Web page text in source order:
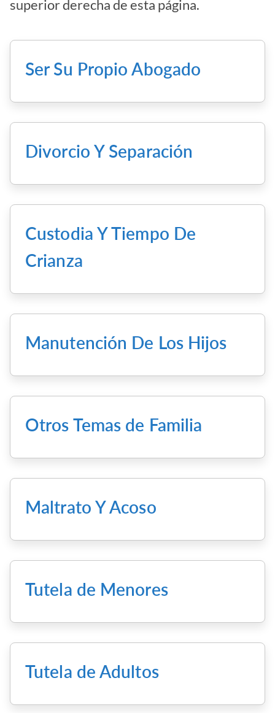
superior derecha de esta página.
Ser Su Propio Abogado
Divorcio Y Separación
Custodia Y Tiempo De
Crianza
Manutención De Los Hijos
Otros Temas de Familia
Maltrato Y Acoso
Tutela de Menores
Tutela de Adultos